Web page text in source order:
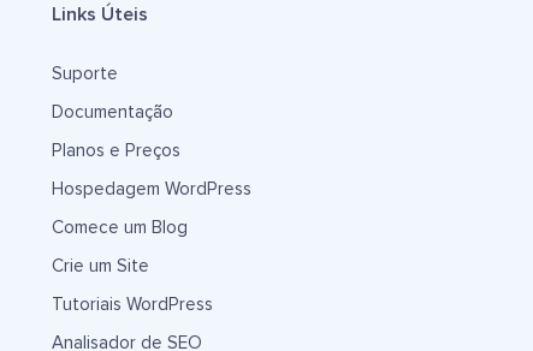
Links Úteis
Suporte
Documentação
Planos e Preços
Hospedagem WordPress
Comece um Blog
Crie um Site
Tutoriais WordPress
Analisador de SEO